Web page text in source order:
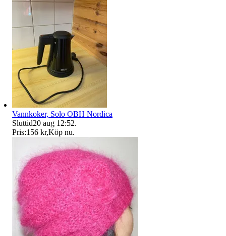
Vannkoker, Solo OBH Nordica
Sluttid20 aug 12:52.
Pris:156 kr,Köp nu.